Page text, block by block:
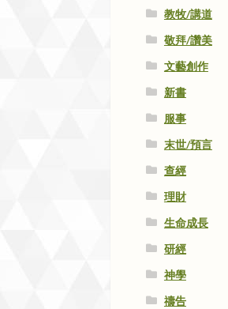
教牧/講道
敬拜/讚美
文藝創作
新書
服事
末世/預言
查經
理財
生命成長
研經
神學
禱告